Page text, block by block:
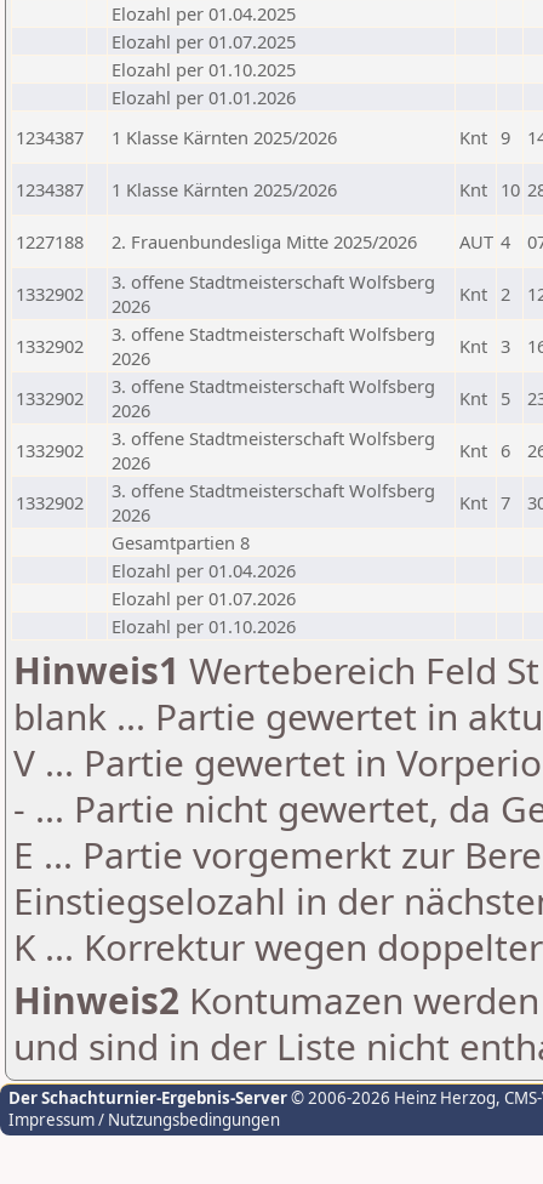
Elozahl per 01.04.2025
Elozahl per 01.07.2025
Elozahl per 01.10.2025
Elozahl per 01.01.2026
1234387
1 Klasse Kärnten 2025/2026 Knt 9
1234387 1 Klasse Kärnten 2025/2026 Knt 10
1227188 2. Frauenbundesliga Mitte 2025/2026 AUT 4
1332902
3. offene Stadtmeisterschaft Wolfsberg
2026
Knt 2
1332902
3. offene Stadtmeisterschaft Wolfsberg
2026
Knt 3
1332902
3. offene Stadtmeisterschaft Wolfsberg
2026
Knt 5
1332902
3. offene Stadtmeisterschaft Wolfsberg
2026
Knt 6
1332902
3. offene Stadtmeisterschaft Wolfsberg
2026
Knt 7
Gesamtpartien 8
Elozahl per 01.04.2026
Elozahl per 01.07.2026
Elozahl per 01.10.2026
Hinweis1 Wertebereich Feld
blank ... Partie gewertet in
V ... Partie gewertet in
- ... Partie nicht gewertet, da
E ... Partie vorgemerkt zur
Einstiegselozahl in der
K ... Korrektur wegen
Hinweis2 Kontumazen
und sind in der Liste nicht
Der Schachturnier-Ergebnis-Server© 2006-2026 Heinz Herzog,
Impressum / Nutzungsbedingungen